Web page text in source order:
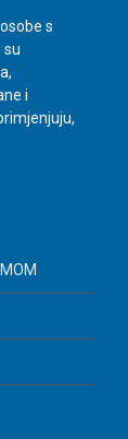
s
su
i